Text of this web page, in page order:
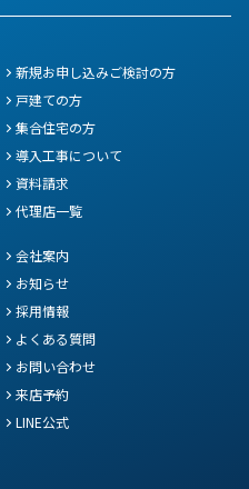
新規お申し込みご検討の方
戸建ての方
集合住宅の方
導入工事について
資料請求
代理店一覧
会社案内
お知らせ
採用情報
よくある質問
お問い合わせ
来店予約
LINE公式